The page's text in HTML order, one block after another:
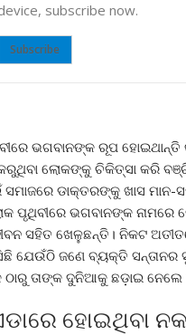
subscribe now.
Subscribe
ଭଗବାନଙ୍କ ରୂପ ହୋଇଥାନ୍ତି
ଲୋକଙ୍କୁ ଚିକିତ୍ସା କରି
ଡାକ୍ତରଙ୍କୁ ଖାସ ମାନ-
ପୃଥିବୀରେ ଭଗବାନଙ୍କ ନାମରେ
ସହିତ ଖେଳୁଛନ୍ତି। ନିକଟ
ଯେଉଁଠି ଜଣେ ବ୍ୟକ୍ତି
ତାଙ୍କ ଦୁନିଆକୁ ଛଡ଼ାଇ
ହୋଇଥିବା